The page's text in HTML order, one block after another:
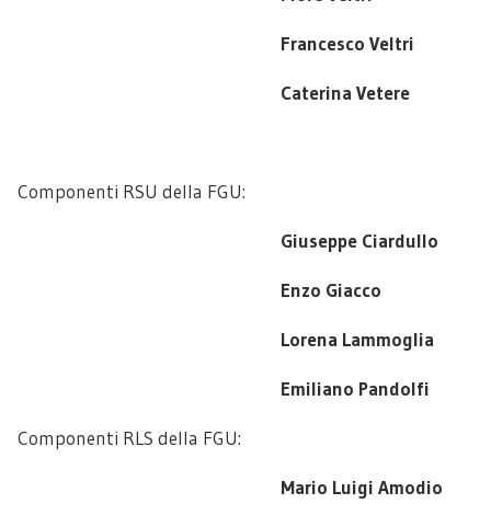
Francesco Veltri
Caterina Vetere
Componenti RSU della FGU:
Giuseppe Ciardullo
Enzo Giacco
Lorena Lammoglia
Emiliano Pandolfi
Componenti RLS della FGU:
Mario Luigi Amodio